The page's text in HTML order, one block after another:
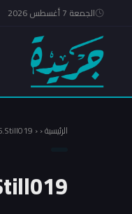
الجمعة 7 أغسطس 2026
الرئيسية‹
‹